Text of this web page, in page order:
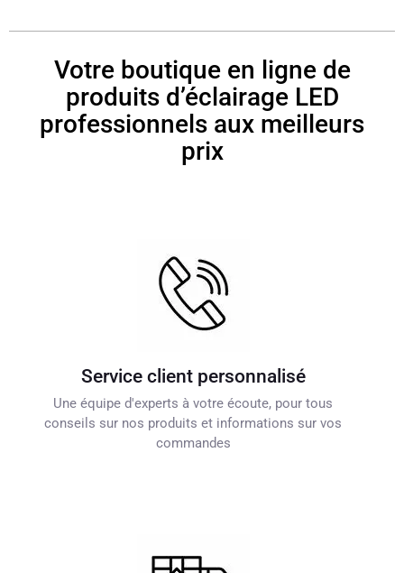
Votre boutique en ligne de
produits d’éclairage LED
professionnels aux meilleurs
prix
Service client personnalisé
Une équipe d'experts à votre écoute, pour tous
conseils sur nos produits et informations sur vos
commandes